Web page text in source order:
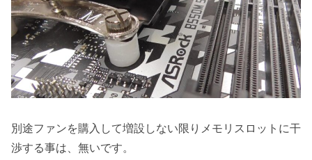
別途ファンを購入して増設しない限りメモリスロットに干
渉する事は、無いです。